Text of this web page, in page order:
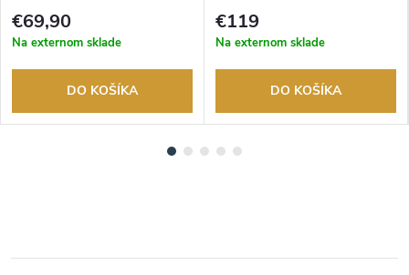
tovaru. Autorizovaný predajca.
€69,90
Na externom sklade
DO KOŠÍKA
tovaru. Autorizovaný predajca.
€119
Na externom sklade
DO KOŠÍKA